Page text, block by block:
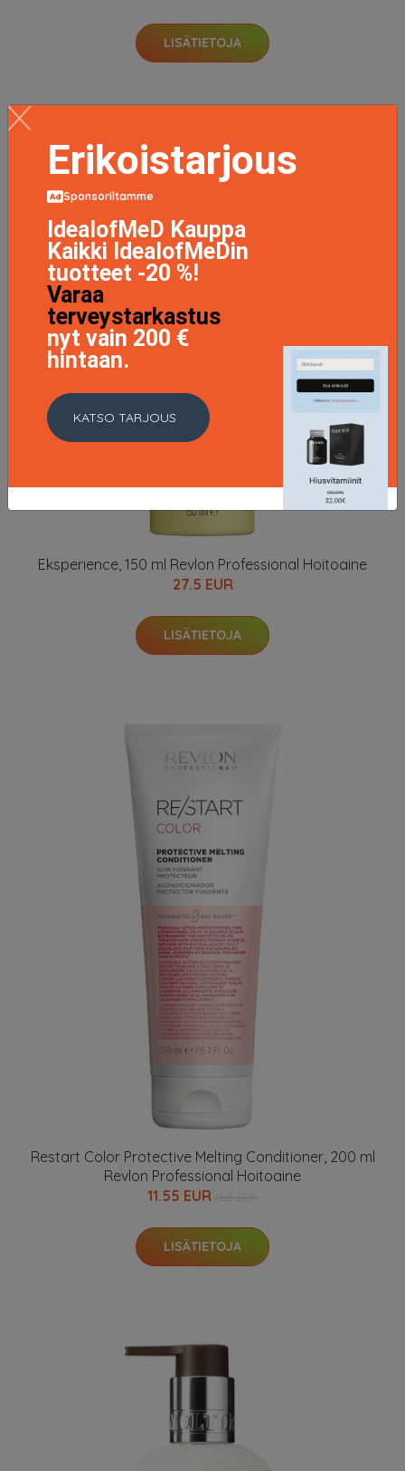
LISÄTIETOJA
Eksperience, 150 ml Revlon Professional Hoitoaine
27.5 EUR
LISÄTIETOJA
Restart Color Protective Melting Conditioner, 200 ml
Revlon Professional Hoitoaine
11.55 EUR
LISÄTIETOJA
Erikoistarjous
Sponsoriltamme
IdealofMeD Kauppa
Kaikki IdealofMeDin
tuotteet -20 %!
Varaa
terveystarkastus
nyt vain 200 €
hintaan.
KATSO TARJOUS